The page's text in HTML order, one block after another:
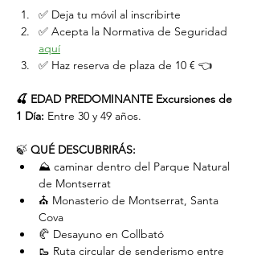
✅ Deja tu móvil al inscribirte
✅ Acepta la Normativa de Seguridad
aquí
✅ Haz reserva de plaza de 10 € 👈
🍒 EDAD PREDOMINANTE Excursiones de
1 Día: Entre 30 y 49 años.
🍃 QUÉ DESCUBRIRÁS:
⛰️ caminar dentro del Parque Natural
de Montserrat
⛪️ Monasterio de Montserrat, Santa
Cova
🥐 Desayuno en Collbató
🥾 Ruta circular de senderismo entre